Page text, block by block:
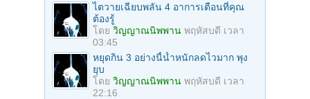
ไตวายเฉียบพลัน 4 อาการเตือนที่คุณ
ต้องรู้
โดย วิญญาณนิพพาน พฤหัสบดี เวลา
03:45
หยุดกิน 3 อย่างนี้น้ำหนักลดไวมาก พุง
ยุบ
โดย วิญญาณนิพพาน พฤหัสบดี เวลา
22:16